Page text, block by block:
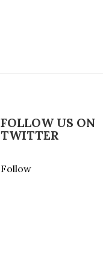
FOLLOW US ON
TWITTER
Follow